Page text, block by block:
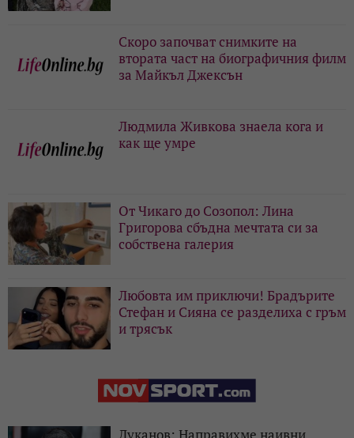
Скоро започват снимките на
втората част на биографичния филм
за Майкъл Джексън
Людмила Живкова знаела кога и
как ще умре
От Чикаго до Созопол: Лина
Григорова сбъдна мечтата си за
собствена галерия
Любовта им приключи! Брадърите
Стефан и Сияна се разделиха с гръм
и трясък
Луканов: Направихме наивни